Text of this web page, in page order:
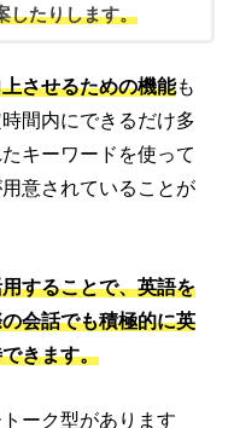
したりします。
させるための機能も
間内にできるだけ多
キーワードを使って
意されていることが
することで、英語を
会話でも積極的に英
きます。
ーク型があります